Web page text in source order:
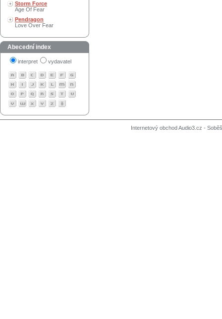
Storm Force
Age Of Fear
Pendragon
Love Over Fear
Abecední index
interpret vydavatel
Internetový obchod Audio3.cz -